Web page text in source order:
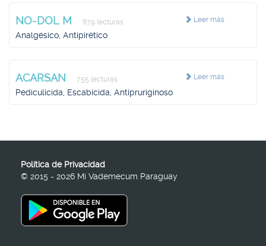
Leer más
NO-DOL M 879 lecturas
Analgésico, Antipirético
Leer más
ACARSAN 755 lecturas
Pediculicida, Escabicida, Antipruriginoso
Política de Privacidad
© 2015 - 2026 Mi Vademecum Paraguay